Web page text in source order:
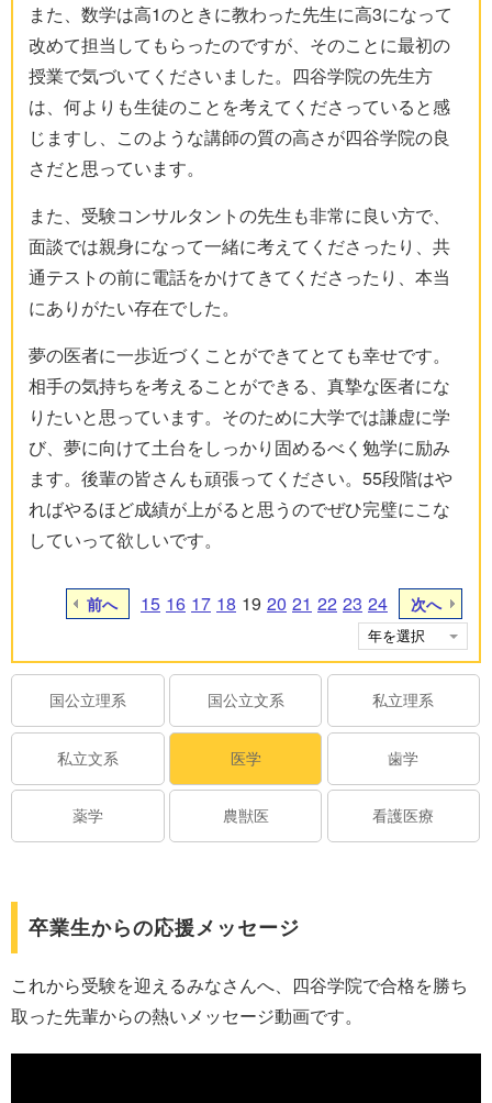
また、数学は高1のときに教わった先生に高3になって
改めて担当してもらったのですが、そのことに最初の
授業で気づいてくださいました。四谷学院の先生方
は、何よりも生徒のことを考えてくださっていると感
じますし、このような講師の質の高さが四谷学院の良
さだと思っています。
また、受験コンサルタントの先生も非常に良い方で、
面談では親身になって一緒に考えてくださったり、共
通テストの前に電話をかけてきてくださったり、本当
にありがたい存在でした。
夢の医者に一歩近づくことができてとても幸せです。
相手の気持ちを考えることができる、真摯な医者にな
りたいと思っています。そのために大学では謙虚に学
び、夢に向けて土台をしっかり固めるべく勉学に励み
ます。後輩の皆さんも頑張ってください。55段階はや
ればやるほど成績が上がると思うのでぜひ完璧にこな
していって欲しいです。
前へ 15 16 17 18 19 20 21 22 23 24 次へ
国公立理系 国公立文系 私立理系
私立文系 医学 歯学
薬学 農獣医 看護医療
卒業生からの応援メッセージ
これから受験を迎えるみなさんへ、四谷学院で合格を勝ち
取った先輩からの熱いメッセージ動画です。